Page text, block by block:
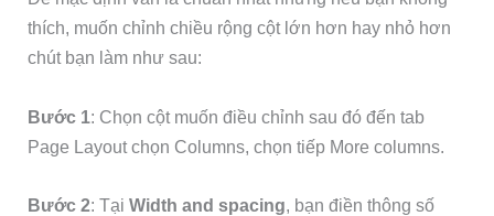
thích, muốn chỉnh chiều rộng cột lớn hơn hay nhỏ hơn
chút bạn làm như sau:
Bước 1 : Chọn cột muốn điều chỉnh sau đó đến tab
Page Layout chọn Columns, chọn tiếp More columns.
Bước 2: TạiWidth and spacing, bạn điền thông số